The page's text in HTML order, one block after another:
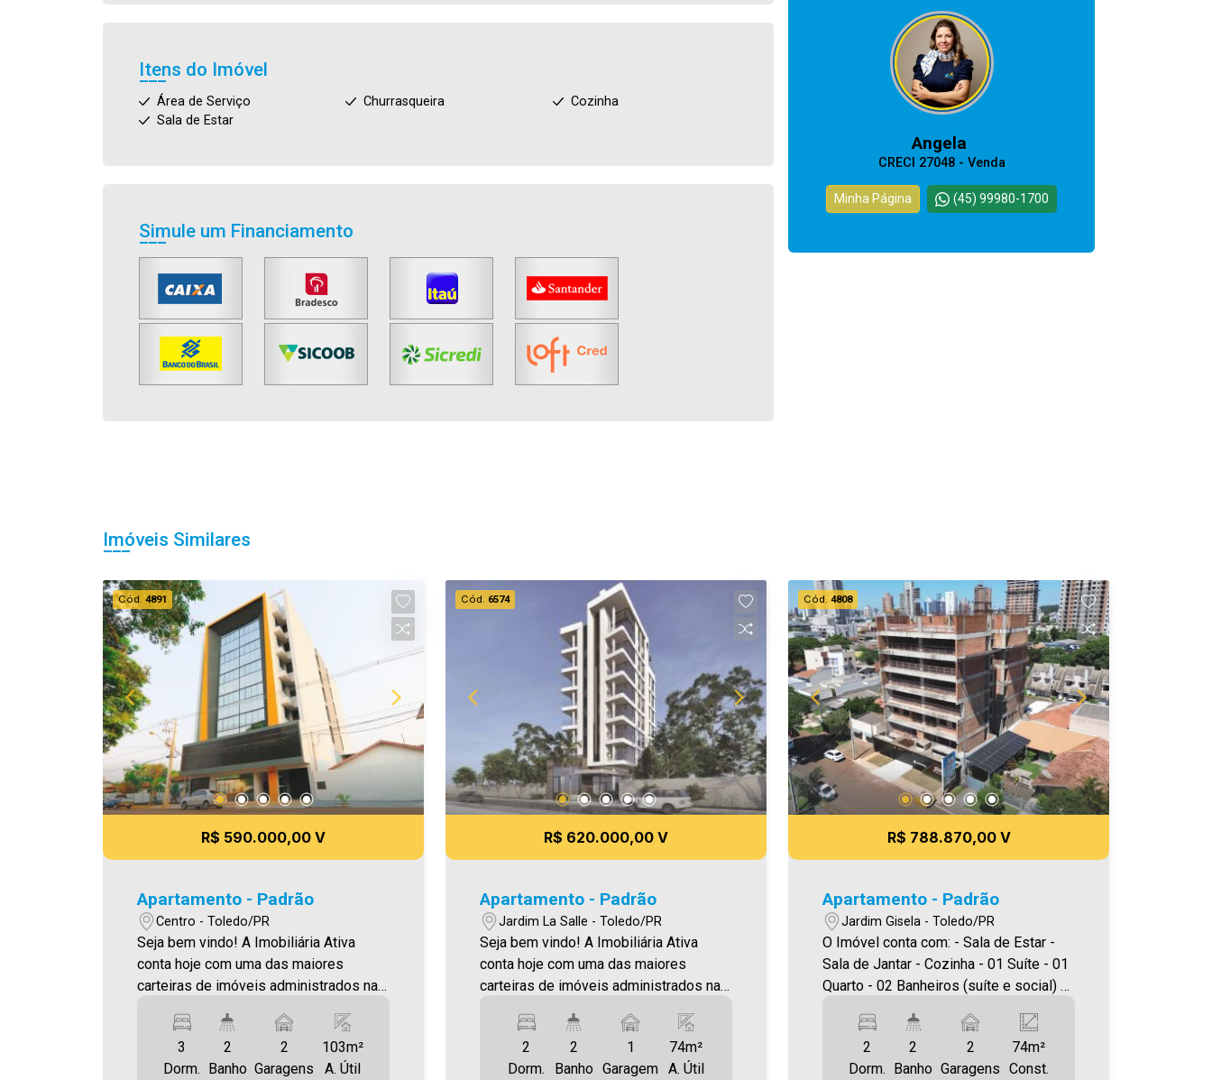
Itens do Imóvel
Área de Serviço Churrasqueira
Cozinha
Sala de Estar
Simule um Financiamento
Angela
CRECI 27048 - Venda
Minha Página (45) 99980-1700
Imóveis Similares
Cód.4891
R$ 590.000,00 V
Apartamento - Padrão
Centro - Toledo/PR
Seja bem vindo! A Imobiliária Ativa
conta hoje com uma das maiores
carteiras de imóveis administrados na
venda. Confira mais uma de nossas
opções! Apartamento Localizado no
Centro. O Imóvel conta com: - Sala de
3
Dorm.
2
Banho
2
Garagens
103m²
A. Útil
Cód. 6574
R$ 620.000,00 V
Apartamento - Padrão
Jardim La Salle - Toledo/PR
Seja bem vindo! A Imobiliária Ativa
conta hoje com uma das maiores
carteiras de imóveis administrados na
venda. Confira mais uma de nossas
opções! Apartamento Localizado no
Jardim La Salle. O Imóvel conta com: -
2
Dorm.
2
Banho
1
Garagem
74m²
A. Útil
Cód. 4808
R$ 788.870,00 V
Apartamento - Padrão
Jardim Gisela - Toledo/PR
O Imóvel conta com: - Sala de Estar -
Sala de Jantar - Cozinha - 01 Suíte - 01
Quarto - 02 Banheiros (suíte e social) -
churrasqueira - 02 vagas de garagem
*Edifício com elevador, salão de festas,
piscina, academia e espaço kids. Área
2
Dorm.
2
Banho
2
Garagens
74m²
Const.